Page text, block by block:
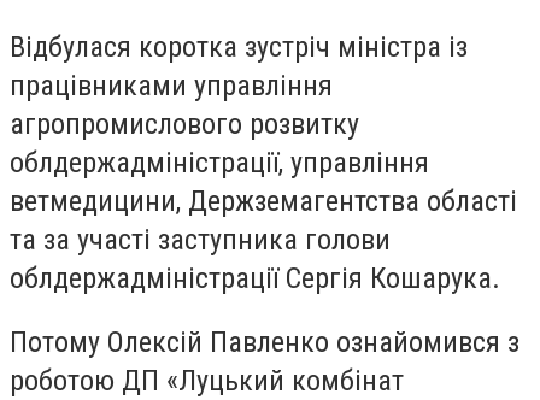
Відбулася коротка зустріч міністра із
працівниками управління
агропромислового розвитку
облдержадміністрації, управління
ветмедицини, Держземагентства області
та за участі заступника голови
облдержадміністрації Сергія Кошарука.
Потому Олексій Павленко ознайомився з
роботою ДП «Луцький комбінат